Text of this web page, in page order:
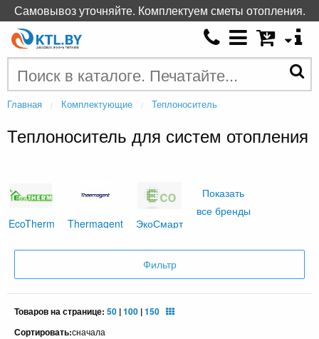
Главная Комплектующие Теплоноситель
Теплоноситель для систем отопления
EcoTherm Thermagent ЭкоСмарт
Показать
все бренды
Фильтр
Товаров на странице: 50 |100 |150
Сортировать:сначала
Самовывоз уточняйте. Комплектуем сметы отопления.